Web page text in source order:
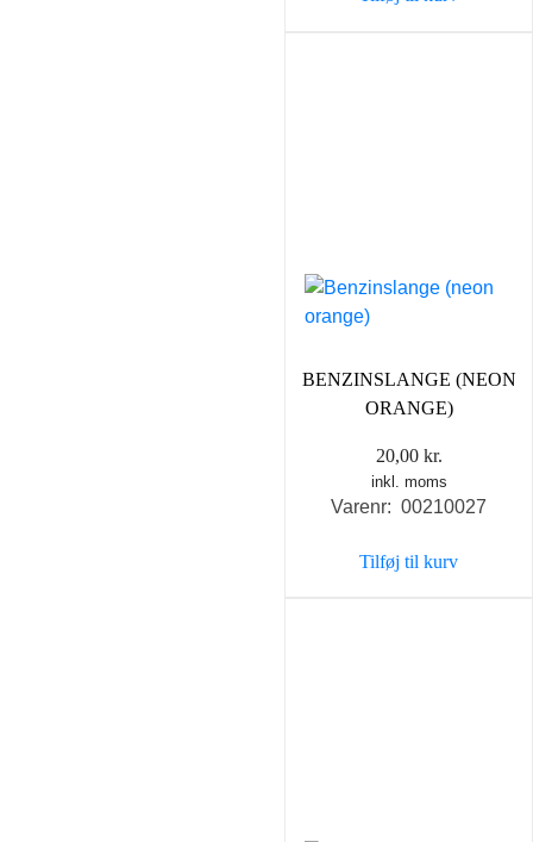
BENZINSLANGE (NEON
ORANGE)
20,00 kr.
inkl. moms
Varenr: 00210027
Tilføj til kurv